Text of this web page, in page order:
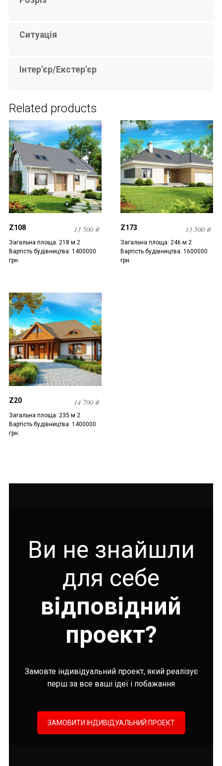
Ситуація
Інтер'єр/Екстер'єр
Related products
Z108 13 500₴
Загальна площа: 218 м 2
Вартість будівництва: 1400000
грн.
Z173 13 500 ₴
Загальна площа: 246 м 2
Вартість будівництва: 1600000
грн.
Z20 14 700₴
Загальна площа: 235 м 2
Вартість будівництва: 1400000
грн.
Ви не знайшли
для себе
відповідний
проект?
Замовте індивідуальний проект, який реалізує
перш за все ваші ідеї і побажання
ЗАМОВИТИ ІНДИВІДУАЛЬНИЙ ПРОЕКТ